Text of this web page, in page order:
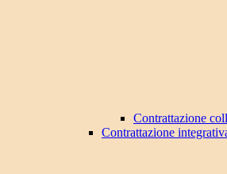
Contrattazione
Contrattazione